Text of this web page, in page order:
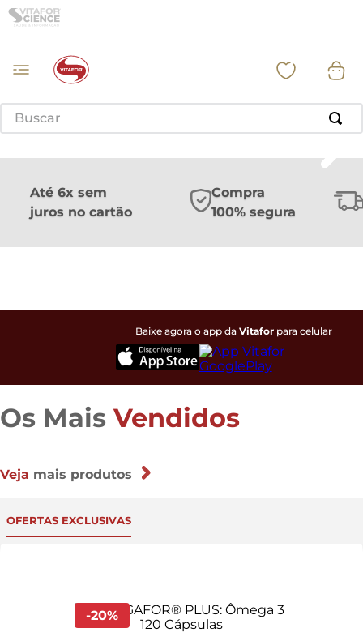
Buscar
Até 6x sem
juros no cartão
Compra
100% segura
Baixe agora o app daVitafor para celular
Os Mais Vendidos
Veja mais produtos
OFERTAS EXCLUSIVAS
-20%